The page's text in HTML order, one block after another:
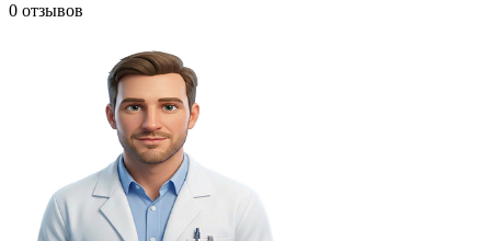
0 отзывов